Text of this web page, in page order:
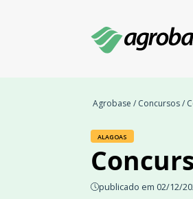
Agrobase / Concursos/
ALAGOAS
publicado em 02/12/